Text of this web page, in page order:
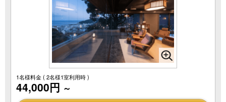
1名様料金( 2名様1室利用時 )
44,000円 ～